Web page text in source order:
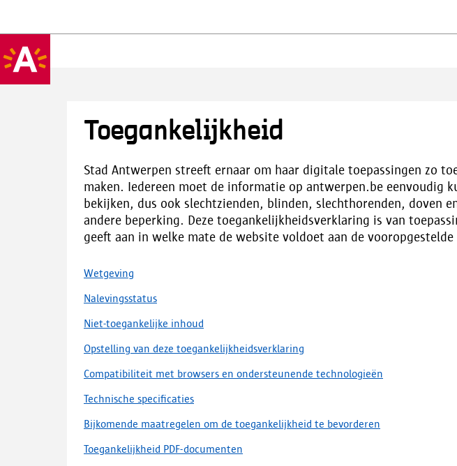
Toegankelijkheid
Stad Antwerpen streeft ernaar om haar digitale toepassingen zo
maken. Iedereen moet de informatie op antwerpen.be eenvoudig
bekijken, dus ook slechtzienden, blinden, slechthorenden, doven
andere beperking. Deze toegankelijkheidsverklaring is van
geeft aan in welke mate de website voldoet aan de
Wetgeving
Nalevingsstatus
Niet-toegankelijke inhoud
Opstelling van deze toegankelijkheidsverklaring
Compatibiliteit met browsers en ondersteunende technologieën
Technische specificaties
Bijkomende maatregelen om de toegankelijkheid te bevorderen
Toegankelijkheid PDF-documenten